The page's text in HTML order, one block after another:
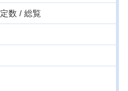
数 / 総覧